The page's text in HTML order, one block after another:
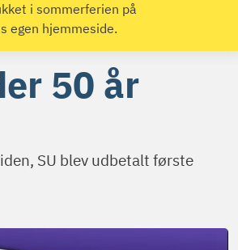
i sommerferien på
egen hjemmeside.
50 år
SU blev udbetalt første